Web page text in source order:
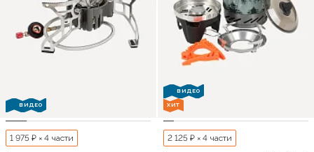
ВИДЕО
1 975 ₽ × 4 части
ВИДЕО
ХИТ
2 125 ₽ × 4 части